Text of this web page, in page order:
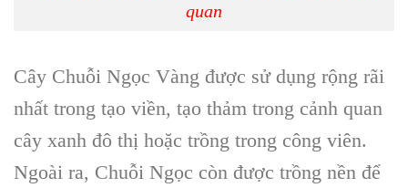
quan
Cây Chuỗi Ngọc Vàng được sử dụng rộng rãi
nhất trong tạo viền, tạo thảm trong cảnh quan
cây xanh đô thị hoặc trồng trong công viên.
Ngoài ra, Chuỗi Ngọc còn được trồng nền để